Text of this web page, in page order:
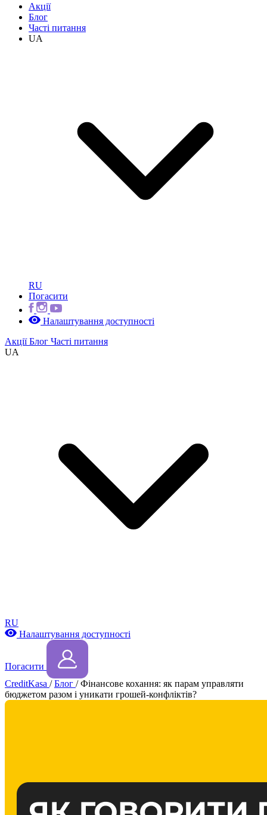
Акції
Блог
Часті питання
UA
RU
Погасити
Налаштування доступності
АкціїБлог Часті питання
UA
RU
Налаштування доступності
Погасити
CreditKasa / Блог / Фінансове кохання: як парам управляти
бюджетом разом і уникати грошей-конфліктів?